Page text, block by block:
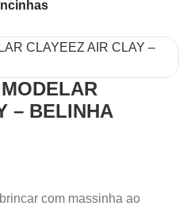
– BELINHA
com massinha ao